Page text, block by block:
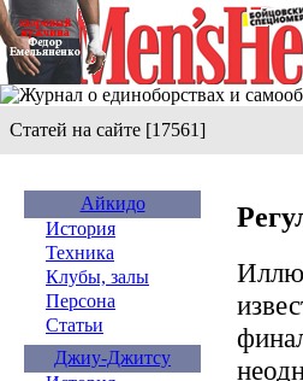
Статей на сайте [17561]
Айкидо
История
Техника
Клубы, залы
Персона
Статьи
Джиу-Джитсу